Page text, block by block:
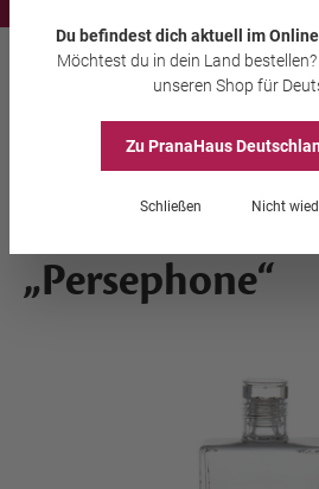
Aura-Soma® Equilibrium
Equilibrium
„Persephone“
Du befindest dich aktuell im
Möchtest du in dein Land
unseren Shop für
Zu PranaHaus
Schließen Nicht